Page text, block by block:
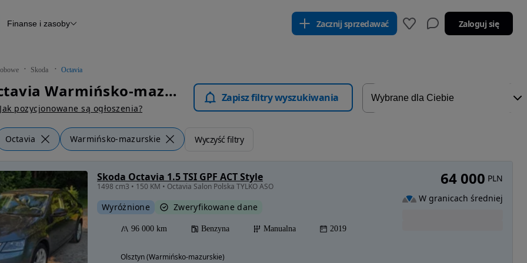
Raport z inspekcji
Otomoto News
Finanse i zasoby Zacznij sprzedawać Zaloguj się
Skoda Octavia
Skoda Octavia Warmińsko-mazurskie - Samochody Osobowe
Jak pozycjonowane są ogłoszenia?
Zapisz filtry wyszukiwania
Octavia Warmińsko-mazurskie Wyczyść filtry
Skoda Octavia 1.5 TSI GPF ACT Style
1498 cm3 • 150 KM • Octavia Salon Polska TYLKO ASO
Wyróżnione Zweryfikowane dane
96 000 km Benzyna Manualna 2019
Olsztyn (Warmińsko-mazurskie)
64 000 PLN
W granicach średniej